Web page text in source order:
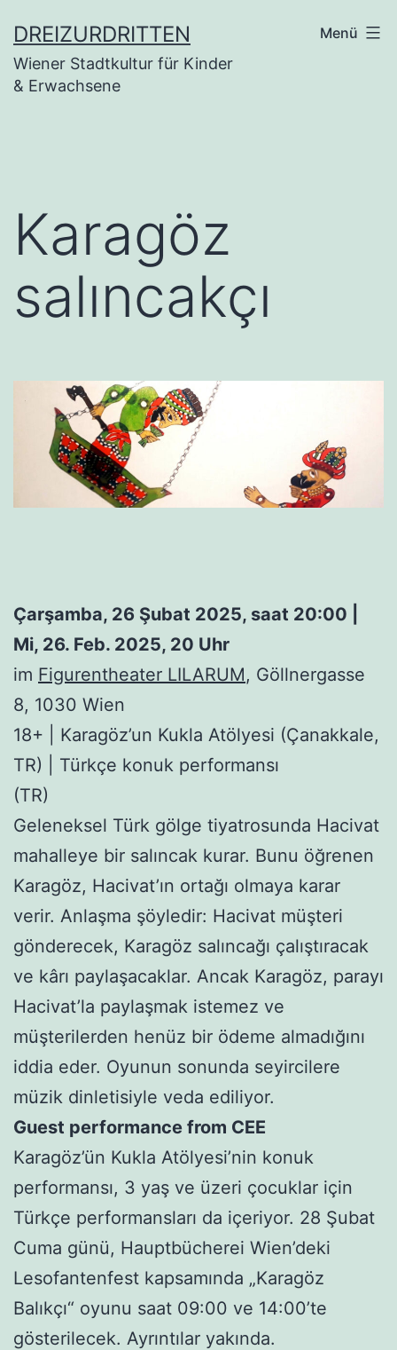
Inhalt
springen
DREIZURDRITTEN
Wiener Stadtkultur für Kinder
& Erwachsene
Menü
Karagöz
salıncakçı
Çarşamba, 26 Şubat 2025, saat 20:00 |
Mi, 26. Feb. 2025, 20 Uhr
im Figurentheater LILARUM, Göllnergasse
8, 1030 Wien
18+ | Karagöz’un Kukla Atölyesi (Çanakkale,
TR) | Türkçe konuk performansı
(TR)
Geleneksel Türk gölge tiyatrosunda Hacivat
mahalleye bir salıncak kurar. Bunu öğrenen
Karagöz, Hacivat’ın ortağı olmaya karar
verir. Anlaşma şöyledir: Hacivat müşteri
gönderecek, Karagöz salıncağı çalıştıracak
ve kârı paylaşacaklar. Ancak Karagöz, parayı
Hacivat’la paylaşmak istemez ve
müşterilerden henüz bir ödeme almadığını
iddia eder. Oyunun sonunda seyircilere
müzik dinletisiyle veda ediliyor.
Guest performance from CEE
Karagöz’ün Kukla Atölyesi’nin konuk
performansı, 3 yaş ve üzeri çocuklar için
Türkçe performansları da içeriyor. 28 Şubat
Cuma günü, Hauptbücherei Wien’deki
Lesofantenfest kapsamında „Karagöz
Balıkçı“ oyunu saat 09:00 ve 14:00’te
gösterilecek. Ayrıntılar yakında.